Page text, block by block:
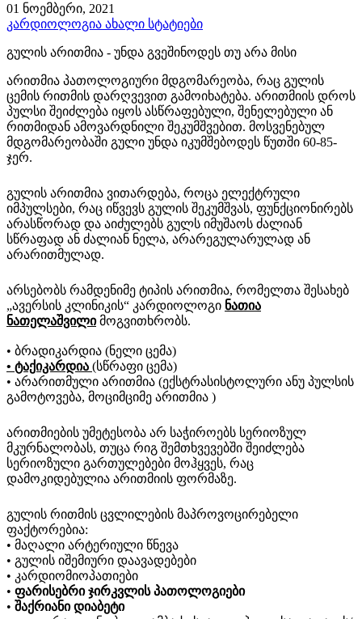
01 ნოემბერი, 2021
კარდიოლოგია ახალი სტატიები
გულის არითმია - უნდა გვეშინოდეს თუ არა მისი
არითმია პათოლოგიური მდგომარეობა, რაც გულის
ცემის რითმის დარღვევით გამოიხატება. არითმიის დროს
პულსი შეიძლება იყოს ასწრაფებული, შენელებული ან
რითმიდან ამოვარდნილი შეკუმშვებით. მოსვენებულ
მდგომარეობაში გული უნდა იკუმშებოდეს წუთში 60-85-
ჯერ.
გულის არითმია ვითარდება, როცა ელექტრული
იმპულსები, რაც იწვევს გულის შეკუმშვას, ფუნქციონირებს
არასწორად და აიძულებს გულს იმუშაოს ძალიან
სწრაფად ან ძალიან ნელა, არარეგულარულად ან
არარითმულად.
არსებობს რამდენიმე ტიპის არითმია, რომელთა შესახებ
„ავერსის კლინიკის“ კარდიოლოგი ნათია
ნათელაშვილიმოგვითხრობს.
• ბრადიკარდია (ნელი ცემა)
• ტაქიკარდია (სწრაფი ცემა)
• არარითმული არითმია (ექსტრასისტოლური ანუ პულსის
გამოტოვება, მოციმციმე არითმია )
არითმიების უმეტესობა არ საჭიროებს სერიოზულ
მკურნალობას, თუცა რიგ შემთხვევებში შეიძლება
სერიოზული გართულებები მოჰყვეს, რაც
დამოკიდებულია არითმიის ფორმაზე.
გულის რითმის ცვლილების მაპროვოცირებელი
ფაქტორებია:
• მაღალი არტერიული წნევა
• გულის იშემიური დაავადებები
• კარდიომიოპათიები
• ფარისებრი ჯირკვლის პათოლოგიები
• შაქრიანი დიაბეტი